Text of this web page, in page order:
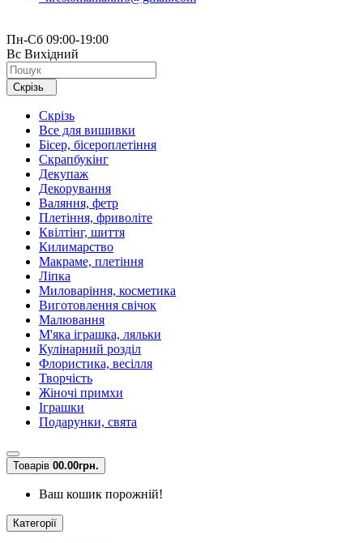
Пн-Сб 09:00-19:00
Вс Вихідний
Скрізь
Скрізь
Все для вишивки
Бісер, бісероплетіння
Скрапбукінг
Декупаж
Декорування
Валяння, фетр
Плетіння, фриволіте
Квілтінг, шиття
Килимарство
Макраме, плетіння
Ліпка
Миловаріння, косметика
Виготовлення свічок
Малювання
М'яка іграшка, ляльки
Кулінарний розділ
Флористика, весілля
Творчість
Жіночі примхи
Іграшки
Подарунки, свята
Товарів 00.00грн.
Ваш кошик порожній!
Категорії